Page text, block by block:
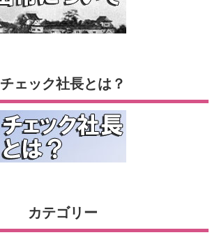
チェック社長とは？
カテゴリー